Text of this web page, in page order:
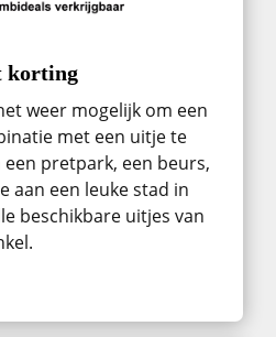
korting
weer mogelijk om een
met een uitje te
pretpark, een beurs,
aan een leuke stad in
beschikbare uitjes van